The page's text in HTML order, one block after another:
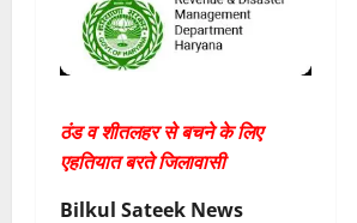
ठंड व शीतलहर से बचने के लिए
एहतियात बरते जिलावासी
Bilkul Sateek News